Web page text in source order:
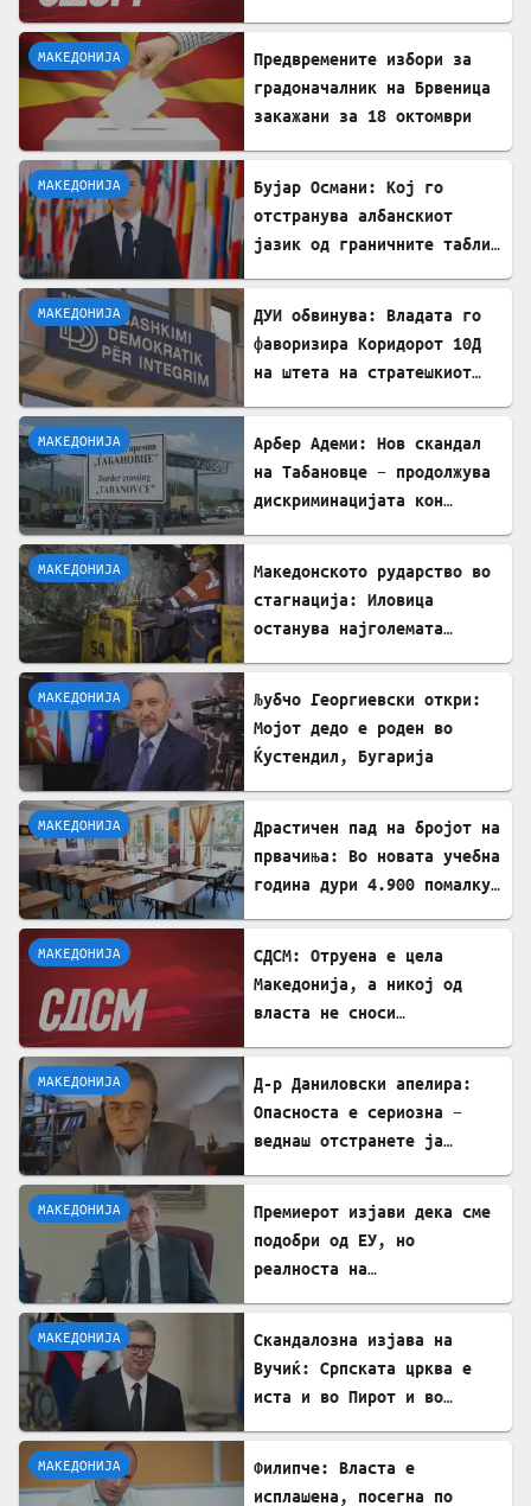
МАКЕДОНИЈА
Предвремените избори за
градоначалник на Брвеница
закажани за 18 октомври
МАКЕДОНИЈА
Бујар Османи: Кој го
отстранува албанскиот
јазик од граничните табли,
МАКЕДОНИЈА
ДУИ обвинува: Владата го
фаворизира Коридорот 10Д
на штета на стратешкиот
МАКЕДОНИЈА
Арбер Адеми: Нов скандал
на Табановце – продолжува
дискриминацијата кон
МАКЕДОНИЈА
Македонското рударство во
стагнација: Иловица
останува најголемата
МАКЕДОНИЈА
Љубчо Георгиевски откри:
Мојот дедо е роден во
Ќустендил, Бугарија
МАКЕДОНИЈА
Драстичен пад на бројот на
првачиња: Во новата учебна
година дури 4.900 помалку
МАКЕДОНИЈА
СДСМ: Отруена е цела
Македонија, а никој од
власта не сноси
МАКЕДОНИЈА
Д-р Даниловски апелира:
Опасноста е сериозна –
веднаш отстранете ја
треска!
МАКЕДОНИЈА
Премиерот изјави дека сме
подобри од ЕУ, но
реалноста на
МАКЕДОНИЈА
Скандалозна изјава на
Вучиќ: Српската црква е
иста и во Пирот и во
МАКЕДОНИЈА
Филипче: Власта е
исплашена, посегна по